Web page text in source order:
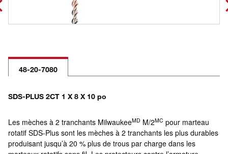
48-20-7080
SDS-PLUS 2CT 1 X 8 X 10 po
Les mèches à 2 tranchants MilwaukeeMD M/2MC pour marteau
rotatif SDS-Plus sont les mèches à 2 tranchants les plus durables
produisant jusqu’à 20 % plus de trous par charge dans les